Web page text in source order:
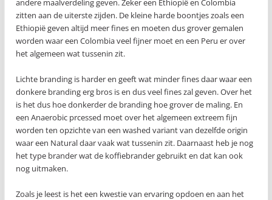
andere maalverdeling geven. Zeker een Ethiopië en Colombia
zitten aan de uiterste zijden. De kleine harde boontjes zoals een
Ethiopië geven altijd meer fines en moeten dus grover gemalen
worden waar een Colombia veel fijner moet en een Peru er over
het algemeen wat tussenin zit.
Lichte branding is harder en geeft wat minder fines daar waar een
donkere branding erg bros is en dus veel fines zal geven. Over het
is het dus hoe donkerder de branding hoe grover de maling. En
een Anaerobic prcessed moet over het algemeen extreem fijn
worden ten opzichte van een washed variant van dezelfde origin
waar een Natural daar vaak wat tussenin zit. Daarnaast heb je nog
het type brander wat de koffiebrander gebruikt en dat kan ook
nog uitmaken.
Zoals je leest is het een kwestie van ervaring opdoen en aan het